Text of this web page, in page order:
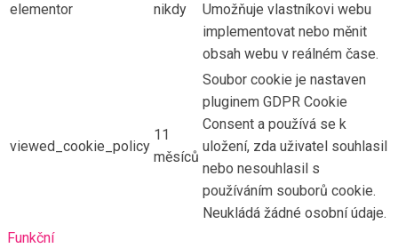
elementor nikdy
Umožňuje vlastníkovi webu
implementovat nebo měnit
obsah webu v reálném čase.
viewed_cookie_policy
11
měsíců
Soubor cookie je nastaven
pluginem GDPR Cookie
Consent a používá se k
uložení, zda uživatel souhlasil
nebo nesouhlasil s
používáním souborů cookie.
Neukládá žádné osobní údaje.
Funkční